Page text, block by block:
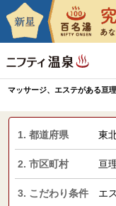
マッサージ、エステがある亘
1. 都道府県 東
2. 市区町村 亘
3. こだわり条件 エ